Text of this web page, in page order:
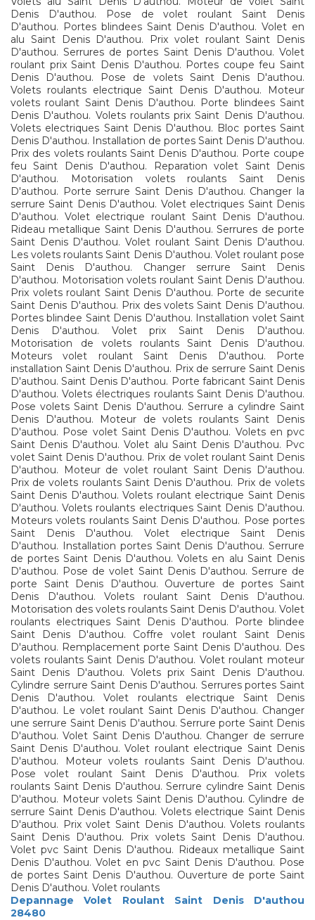
Denis D'authou. Pose de volet roulant Saint Denis
D'authou. Portes blindees Saint Denis D'authou. Volet en
alu Saint Denis D'authou. Prix volet roulant Saint Denis
D'authou. Serrures de portes Saint Denis D'authou. Volet
roulant prix Saint Denis D'authou. Portes coupe feu Saint
Denis D'authou. Pose de volets Saint Denis D'authou.
Volets roulants electrique Saint Denis D'authou. Moteur
volets roulant Saint Denis D'authou. Porte blindees Saint
Denis D'authou. Volets roulants prix Saint Denis D'authou.
Volets electriques Saint Denis D'authou. Bloc portes Saint
Denis D'authou. Installation de portes Saint Denis D'authou.
Prix des volets roulants Saint Denis D'authou. Porte coupe
feu Saint Denis D'authou. Reparation volet Saint Denis
D'authou. Motorisation volets roulants Saint Denis
D'authou. Porte serrure Saint Denis D'authou. Changer la
serrure Saint Denis D'authou. Volet electriques Saint Denis
D'authou. Volet electrique roulant Saint Denis D'authou.
Rideau metallique Saint Denis D'authou. Serrures de porte
Saint Denis D'authou. Volet roulant Saint Denis D'authou.
Les volets roulants Saint Denis D'authou. Volet roulant pose
Saint Denis D'authou. Changer serrure Saint Denis
D'authou. Motorisation volets roulant Saint Denis D'authou.
Prix volets roulant Saint Denis D'authou. Porte de securite
Saint Denis D'authou. Prix des volets Saint Denis D'authou.
Portes blindee Saint Denis D'authou. Installation volet Saint
Denis D'authou. Volet prix Saint Denis D'authou.
Motorisation de volets roulants Saint Denis D'authou.
Moteurs volet roulant Saint Denis D'authou. Porte
installation Saint Denis D'authou. Prix de serrure Saint Denis
D'authou. Saint Denis D'authou. Porte fabricant Saint Denis
D'authou. Volets électriques roulants Saint Denis D'authou.
Pose volets Saint Denis D'authou. Serrure a cylindre Saint
Denis D'authou. Moteur de volets roulants Saint Denis
D'authou. Pose volet Saint Denis D'authou. Volets en pvc
Saint Denis D'authou. Volet alu Saint Denis D'authou. Pvc
volet Saint Denis D'authou. Prix de volet roulant Saint Denis
D'authou. Moteur de volet roulant Saint Denis D'authou.
Prix de volets roulants Saint Denis D'authou. Prix de volets
Saint Denis D'authou. Volets roulant electrique Saint Denis
D'authou. Volets roulants electriques Saint Denis D'authou.
Moteurs volets roulants Saint Denis D'authou. Pose portes
Saint Denis D'authou. Volet electrique Saint Denis
D'authou. Installation portes Saint Denis D'authou. Serrure
de portes Saint Denis D'authou. Volets en alu Saint Denis
D'authou. Pose de volet Saint Denis D'authou. Serrure de
porte Saint Denis D'authou. Ouverture de portes Saint
Denis D'authou. Volets roulant Saint Denis D'authou.
Motorisation des volets roulants Saint Denis D'authou. Volet
roulants electriques Saint Denis D'authou. Porte blindee
Saint Denis D'authou. Coffre volet roulant Saint Denis
D'authou. Remplacement porte Saint Denis D'authou. Des
volets roulants Saint Denis D'authou. Volet roulant moteur
Saint Denis D'authou. Volets prix Saint Denis D'authou.
Cylindre serrure Saint Denis D'authou. Serrures portes Saint
Denis D'authou. Volet roulants electrique Saint Denis
D'authou. Le volet roulant Saint Denis D'authou. Changer
une serrure Saint Denis D'authou. Serrure porte Saint Denis
D'authou. Volet Saint Denis D'authou. Changer de serrure
Saint Denis D'authou. Volet roulant electrique Saint Denis
D'authou. Moteur volets roulants Saint Denis D'authou.
Pose volet roulant Saint Denis D'authou. Prix volets
roulants Saint Denis D'authou. Serrure cylindre Saint Denis
D'authou. Moteur volets Saint Denis D'authou. Cylindre de
serrure Saint Denis D'authou. Volets electrique Saint Denis
D'authou. Prix volet Saint Denis D'authou. Volets roulants
Saint Denis D'authou. Prix volets Saint Denis D'authou.
Volet pvc Saint Denis D'authou. Rideaux metallique Saint
Denis D'authou. Volet en pvc Saint Denis D'authou. Pose
de portes Saint Denis D'authou. Ouverture de porte Saint
Denis D'authou. Volet roulants
Depannage Volet Roulant Saint Denis D'authou
28480